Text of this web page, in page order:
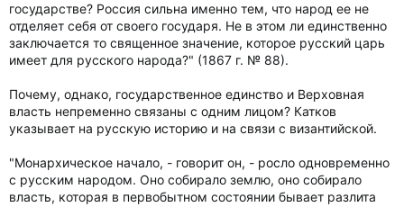
государстве? Россия сильна именно тем, что народ ее не
отделяет себя от своего государя. Не в этом ли единственно
заключается то священное значение, которое русский царь
имеет для русского народа?" (1867 г. № 88).
Почему, однако, государственное единство и Верховная
власть непременно связаны с одним лицом? Катков
указывает на русскую историю и на связи с византийской.
"Монархическое начало, - говорит он, - росло одновременно
с русским народом. Оно собирало землю, оно собирало
власть, которая в первобытном состоянии бывает разлита